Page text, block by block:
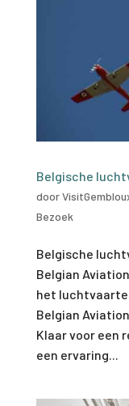
Belgische
door
Bezoek
Belgische
Belgian
het
Belgian
Klaar voor een
een ervaring...